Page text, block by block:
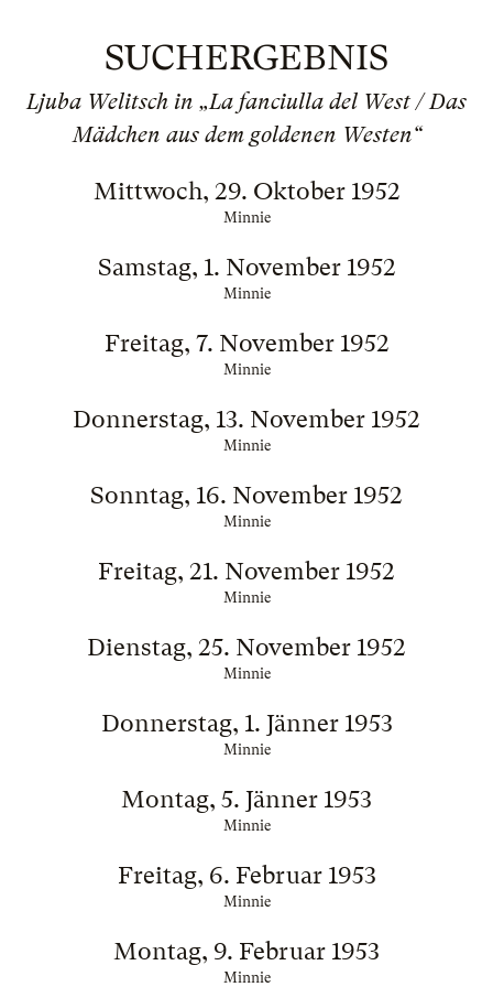
SUCHERGEBNIS
Ljuba Welitsch in „La fanciulla del West / Das
Mädchen aus dem goldenen Westen“
Mittwoch, 29. Oktober 1952
Minnie
Samstag, 1. November 1952
Minnie
Freitag, 7. November 1952
Minnie
Donnerstag, 13. November 1952
Minnie
Sonntag, 16. November 1952
Minnie
Freitag, 21. November 1952
Minnie
Dienstag, 25. November 1952
Minnie
Donnerstag, 1. Jänner 1953
Minnie
Montag, 5. Jänner 1953
Minnie
Freitag, 6. Februar 1953
Minnie
Montag, 9. Februar 1953
Minnie